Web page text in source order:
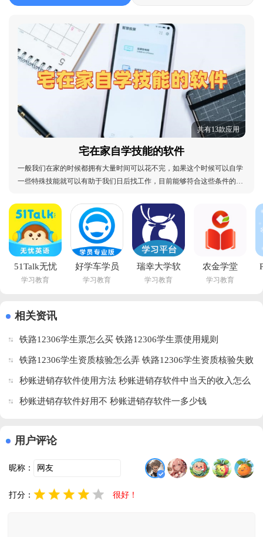
共有13款应用
宅在家自学技能的软件
一般我们在家的时候都拥有大量时间可以花不完，如果这个时候可以自学
一些特殊技能就可以有助于我们日后找工作，目前能够符合这些条件的软
有一定需求的话可以随时前往下载学习哦。宅在家自学技能的软件：宅在
家自学技能的软件推荐、宅在家自学技能的软件大
51Talk无忧
英语官方下
v6.5.4 安卓
学习教育
好学车学员
版最新版本
学习教育
瑞幸大学软
件下载app
学习教育
农金学堂
app官方版
版
学习教育
相关资讯
铁路12306学生票怎么买 铁路12306学生票使用规则
铁路12306学生资质核验怎么弄 铁路12306学生资质核验失败
怎么办
秒账进销存软件使用方法 秒账进销存软件中当天的收入怎么
计算
秒账进销存软件好用不 秒账进销存软件一多少钱
用户评论
昵称：
打分： 很好！